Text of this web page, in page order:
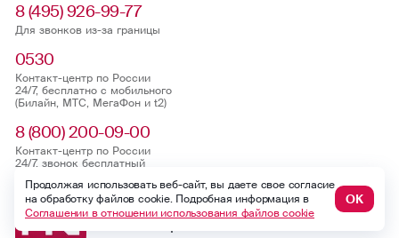
8 (495) 926-99-77
Для звонков из-за границы
0530
Контакт-центр по России
24/7, бесплатно с мобильного
(Билайн, МТС, МегаФон и t2)
8 (800) 200-09-00
Контакт-центр по России
24/7, звонок бесплатный
Мобильное приложение
Продолжая использовать веб-сайт, вы даете свое согласие
на обработку файлов cookie. Подробная информация в
Соглашении в отношении использования файлов cookie
ОК